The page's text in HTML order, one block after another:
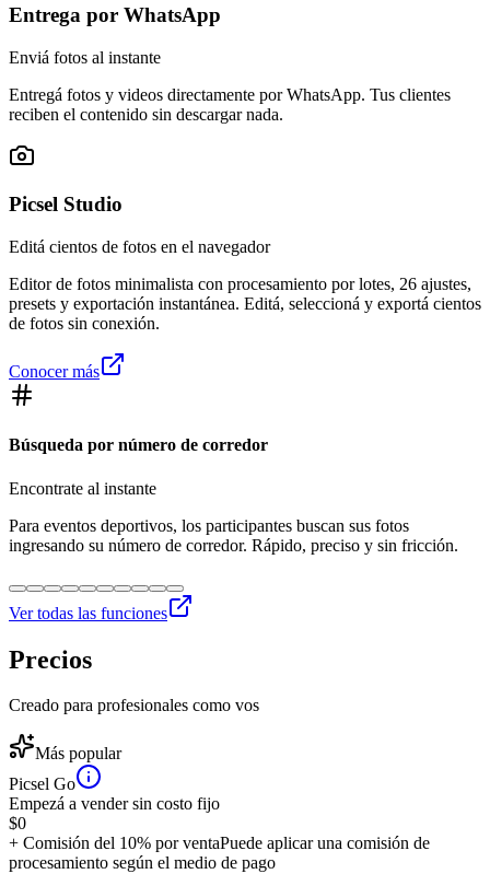
Entrega por WhatsApp
Enviá fotos al instante
Entregá fotos y videos directamente por WhatsApp. Tus clientes
reciben el contenido sin descargar nada.
Picsel Studio
Editá cientos de fotos en el navegador
Editor de fotos minimalista con procesamiento por lotes, 26 ajustes,
presets y exportación instantánea. Editá, seleccioná y exportá cientos
de fotos sin conexión.
Conocer más
Búsqueda por número de corredor
Encontrate al instante
Para eventos deportivos, los participantes buscan sus fotos
ingresando su número de corredor. Rápido, preciso y sin fricción.
Ver todas las funciones
Precios
Creado para profesionales como vos
Más popular
Picsel Go
Empezá a vender sin costo fijo
$0
+ Comisión del 10% por ventaPuede aplicar una comisión de
procesamiento según el medio de pago